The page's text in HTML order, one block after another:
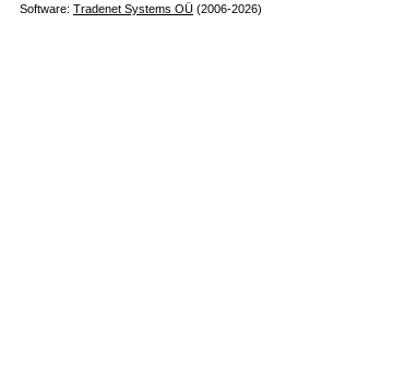
Software: Tradenet Systems OÜ (2006-2026)